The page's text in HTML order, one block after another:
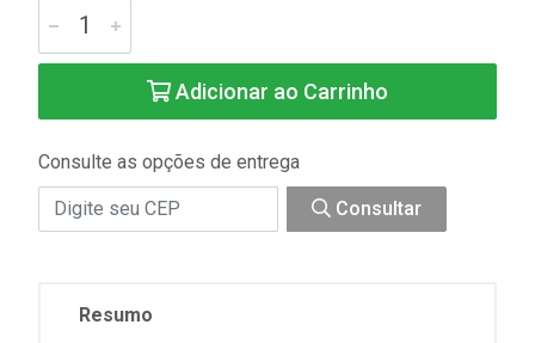
Adicionar ao Carrinho
Consulte as opções de entrega
Consultar
Resumo